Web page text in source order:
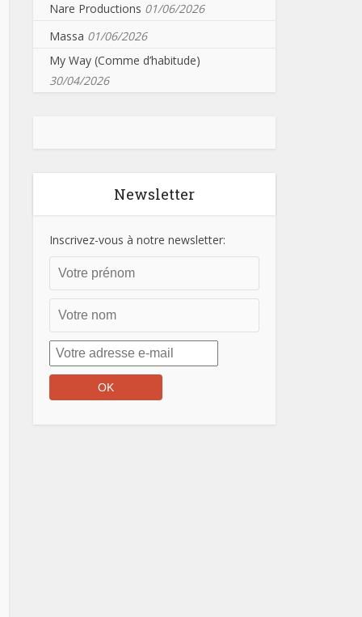
Nare Productions 01/06/2026
Massa 01/06/2026
My Way (Comme d’habitude)
30/04/2026
Newsletter
Inscrivez-vous à notre newsletter: